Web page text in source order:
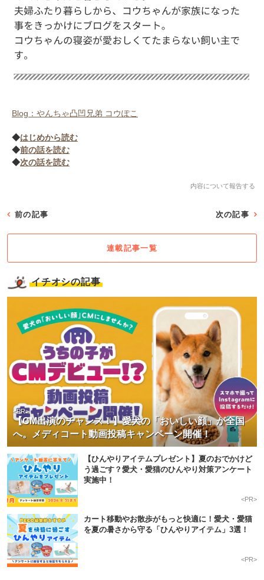
Blog：やんちゃ凸凹兄弟 コウぽこ
◆はじめから読む
◆前の話を読む
◆次の話を読む
内容について報告する
前の記事 次の記事
連載記事一覧
イチオシの記事
【CM出演のチャンス！】愛犬の「おいしい顔」が全国
へ。メディコート動画投稿キャンペーン開催！
<PR>
【ひんやりアイテムプレゼント】夏のおでかけど
う過ごす？愛犬・愛猫のひんやり対策アンケート
実施中！
<PR>
カート移動やお散歩がもっと快適に！愛犬・愛猫
を夏の暑さから守る「ひんやりアイテム」3選！
<PR>
アプリをダウンロードする